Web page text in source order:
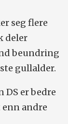
dagene
på
DS, med
seg flere
deler
beundring
gullalder.
DS er bedre
andre